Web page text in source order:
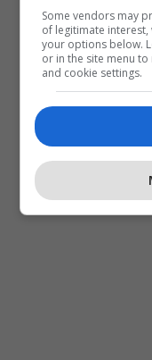
Some vendors may
of legitimate
your options below.
or in the site menu
and cookie settings.